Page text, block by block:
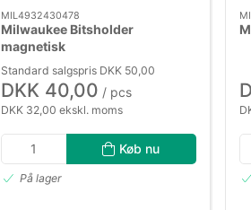
MIL4932430478
Milwaukee Bitsholder
magnetisk
Standard salgspris DKK 50,00
DKK 40,00 / pcs
DKK 32,00 ekskl. moms
Køb nu
På lager